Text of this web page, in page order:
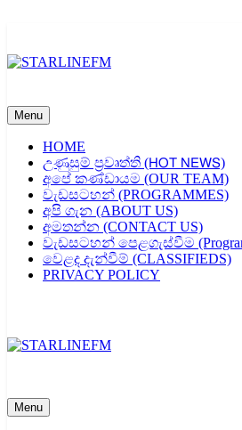
Menu
HOME
උණුසුම් ප්‍රවෘත්ති (𝖧𝖮𝖳 𝖭𝖤𝖶𝖲)
අපේ කණ්ඩායම (OUR TEAM)
වැඩසටහන් (PROGRAMMES)
අපි ගැන (ABOUT US)
අමතන්න (CONTACT US)
වැඩසටහන් පෙළගැස්වීම
වෙළද දැන්වීම් (CLASSIFIEDS)
PRIVACY POLICY
Menu